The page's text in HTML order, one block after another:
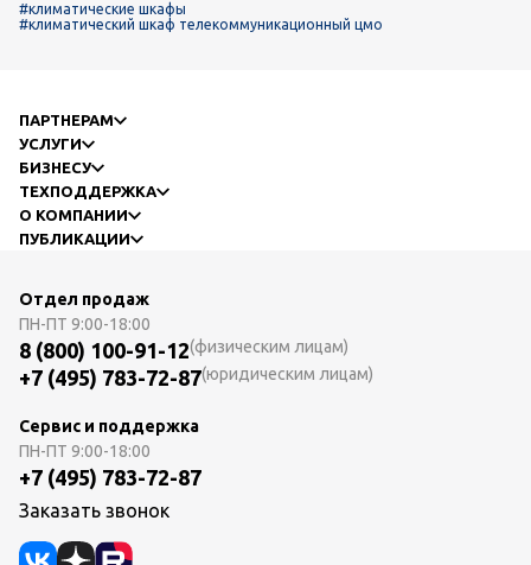
#климатические шкафы
#климатический шкаф телекоммуникационный цмо
ПАРТНЕРАМ
УСЛУГИ
БИЗНЕСУ
ТЕХПОДДЕРЖКА
О КОМПАНИИ
ПУБЛИКАЦИИ
Отдел продаж
ПН-ПТ 9:00-18:00
8 (800) 100-91-12(физическим лицам)
+7 (495) 783-72-87(юридическим лицам)
Сервис и поддержка
ПН-ПТ 9:00-18:00
+7 (495) 783-72-87
Заказать звонок